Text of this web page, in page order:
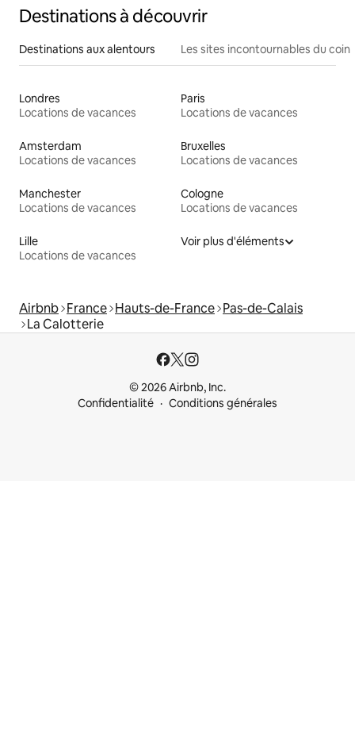
Destinations à découvrir
Destinations aux alentours Les sites incontournables du coin
Londres
Locations de vacances
Paris
Locations de vacances
Amsterdam
Locations de vacances
Bruxelles
Locations de vacances
Manchester
Locations de vacances
Cologne
Locations de vacances
Lille
Locations de vacances
Voir plus d'éléments
Airbnb France Hauts-de-France Pas-de-Calais
La Calotterie
© 2026 Airbnb, Inc.
Confidentialité
Conditions générales